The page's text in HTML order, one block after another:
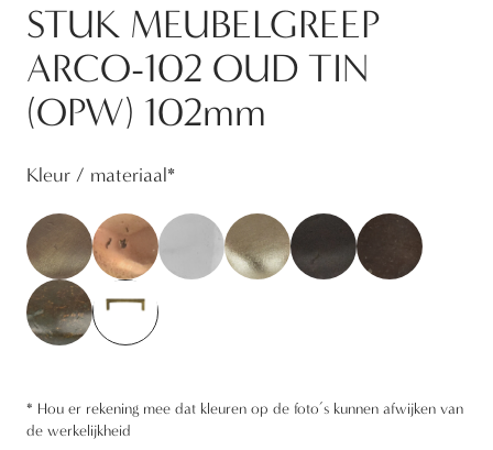
STUK MEUBELGREEP
ARCO-102 OUD TIN
(OPW) 102mm
Kleur / materiaal*
* Hou er rekening mee dat kleuren op de foto’s kunnen afwijken van
de werkelijkheid